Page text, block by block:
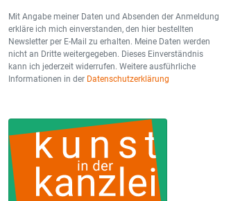
Mit Angabe meiner Daten und Absenden der Anmeldung
erkläre ich mich einverstanden, den hier bestellten
Newsletter per E-Mail zu erhalten. Meine Daten werden
nicht an Dritte weitergegeben. Dieses Einverständnis
kann ich jederzeit widerrufen. Weitere ausführliche
Informationen in der Datenschutzerklärung